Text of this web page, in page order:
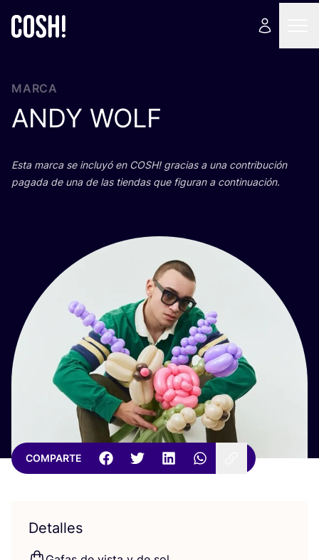
MARCA
ANDY WOLF
Esta mar­ca se inclu­yó en COSH! gra­cias a una con­tri­bu­ción
paga­da de una de las tien­das que figu­ran a continuación.
COMPARTE
Detalles